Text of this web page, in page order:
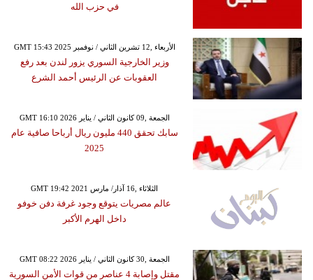
في حزب الله
GMT 15:43 2025 الأربعاء ,12 تشرين الثاني / نوفمبر
وزير الخارجية السوري يزور لندن بعد رفع
العقوبات عن الرئيس أحمد الشرع
GMT 16:10 2026 الجمعة ,09 كانون الثاني / يناير
سابك تحقق 440 مليون ريال أرباحا صافية عام
2025
GMT 19:42 2021 الثلاثاء ,16 آذار/ مارس
عالم مصريات يتوقع وجود غرفة دفن خوفو
داخل الهرم الأكبر
GMT 08:22 2026 الجمعة ,30 كانون الثاني / يناير
مقتل وإصابة 4 عناصر من قوات الأمن السورية